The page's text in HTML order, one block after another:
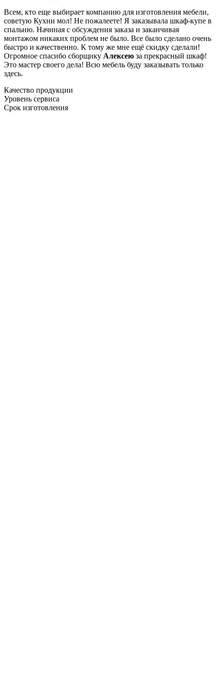
Всем, кто еще выбирает компанию для изготовления мебели,
советую Кухни мол! Не пожалеете! Я заказывала шкаф-купе в
спальню. Начиная с обсуждения заказа и заканчивая
монтажом никаких проблем не было. Все было сделано очень
быстро и качественно. К тому же мне ещё скидку сделали!
Огромное спасибо сборщику Алексею за прекрасный шкаф!
Это мастер своего дела! Всю мебель буду заказывать только
здесь.
Качество продукции
Уровень сервиса
Срок изготовления